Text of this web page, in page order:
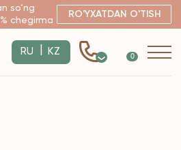
RO'YXATDAN O'TISH
0